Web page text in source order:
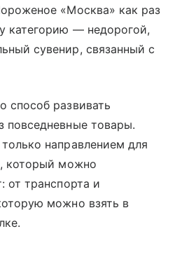
«Москва» как раз
категорию — недорогой,
сувенир, связанный с
способ развивать
повседневные товары.
направлением для
который можно
от транспорта и
можно взять в